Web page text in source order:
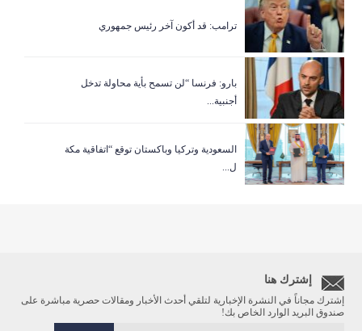
ترامب: قد أكون آخر رئيس جمهوري
بارو: فرنسا “لن تسمح بأية محاولة تدخل
أجنبية...
السعودية وتركيا وباكستان توقع “اتفاقية مكة
ل...
إشترك هنا
إشترك مجاناً في النشرة الإخبارية لتلقي أحدث الأخبار ومقالات حصرية مباشرة على
صندوق البريد الوارد الخاص بك!